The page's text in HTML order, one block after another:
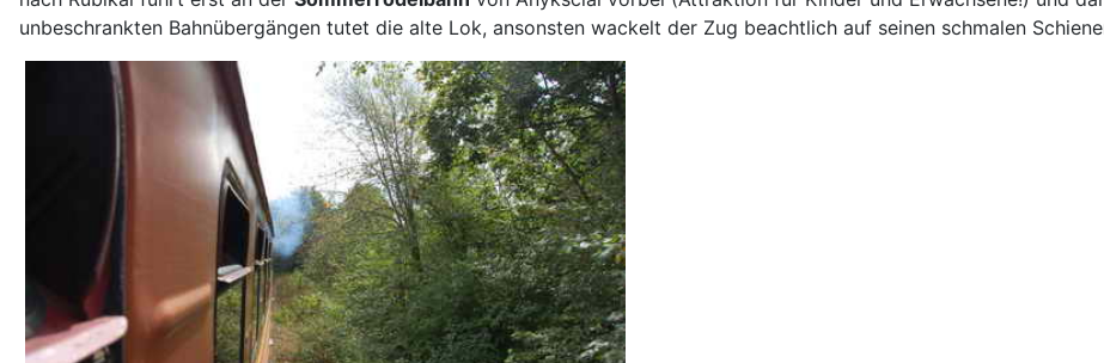
unbeschrankten Bahnübergängen tutet die alte Lok, ansonsten wackelt der Zug beachtlich auf seinen schmalen